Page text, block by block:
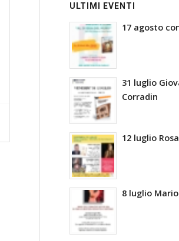
ULTIMI EVENTI
17 agosto
31 luglio
Corradin
12 luglio
8 luglio